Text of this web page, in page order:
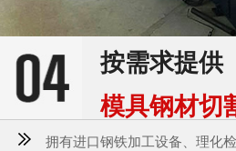
按需求提供
模具钢材切
拥有进口钢铁加工设备、理化